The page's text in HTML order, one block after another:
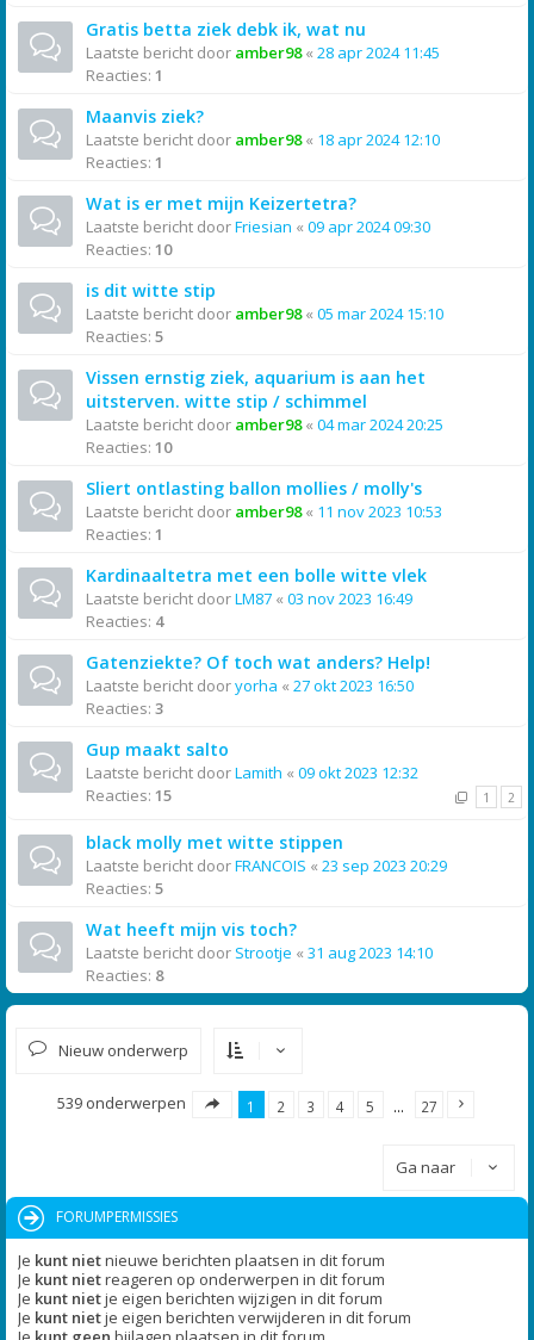
Gratis betta ziek debk ik, wat nu
Laatste bericht door amber98« 28 apr 2024 11:45
Reacties: 1
Maanvis ziek?
Laatste bericht door amber98« 18 apr 2024 12:10
Reacties: 1
Wat is er met mijn Keizertetra?
Laatste bericht doorFriesian « 09 apr 2024 09:30
Reacties: 10
is dit witte stip
Laatste bericht door amber98« 05 mar 2024 15:10
Reacties: 5
Vissen ernstig ziek, aquarium is aan het
uitsterven. witte stip / schimmel
Laatste bericht door amber98« 04 mar 2024 20:25
Reacties: 10
Sliert ontlasting ballon mollies / molly's
Laatste bericht door amber98« 11 nov 2023 10:53
Reacties: 1
Kardinaaltetra met een bolle witte vlek
Laatste bericht doorLM87 « 03 nov 2023 16:49
Reacties: 4
Gatenziekte? Of toch wat anders? Help!
Laatste bericht dooryorha « 27 okt 2023 16:50
Reacties: 3
Gup maakt salto
Laatste bericht doorLamith « 09 okt 2023 12:32
Reacties: 15 1 2
black molly met witte stippen
Laatste bericht doorFRANCOIS « 23 sep 2023 20:29
Reacties: 5
Wat heeft mijn vis toch?
Laatste bericht door Strootje « 31 aug 2023 14:10
Reacties: 8
Nieuw onderwerp
539 onderwerpen 1 2 3 4 5 … 27
Ga naar
FORUMPERMISSIES
Je kunt nietnieuwe berichten plaatsen in dit forum
Je kunt nietreageren op onderwerpen in dit forum
Je kunt nietje eigen berichten wijzigen in dit forum
Je kunt nietje eigen berichten verwijderen in dit forum